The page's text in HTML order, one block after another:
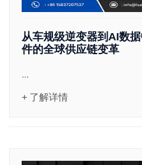
从车规级逆变器到AI数
件的全球供应链变革
...
+ 了解详情